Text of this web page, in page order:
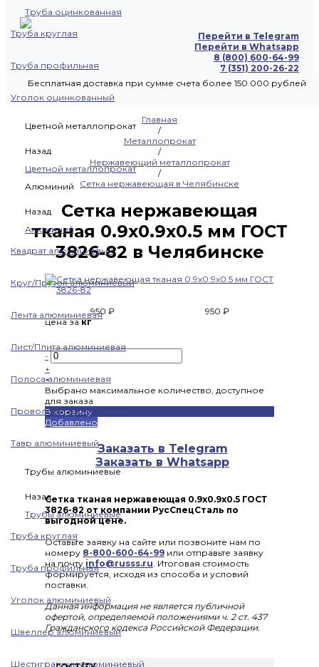
Перейти в Telegram
Перейти в Whatsapp
8 (800) 600-64-99
7 (351) 200-26-22
Труба оцинкованная
Труба круглая
Труба профильная
Уголок оцинкованный
Цветной металлопрокат
Назад
Цветной металлопрокат
Алюминий
Назад
Алюминий
Квадрат алюминиевый
Круг/Пруток алюминиевый
Лента алюминиевая
Лист/Плита алюминиевая
Полоса алюминиевая
Проволока алюминиевая
Тавр алюминиевый
Трубы алюминиевые
Назад
Трубы алюминиевые
Труба круглая
Труба профильная
Уголок алюминиевый
Швеллер алюминиевый
Шестигранник алюминиевый
Бесплатная доставка при сумме счета более 150 000 рублей
Главная
/
Металлопрокат
/
Нержавеющий металлопрокат
/
Сетка нержавеющая в Челябинске
Сетка нержавеющая
тканая 0.9х0.9х0.5 мм ГОСТ
3826-82 в Челябинске
950 ₽
950 ₽
цена закг
-
+
×
Выбрано максимальное количество, доступное
для заказа
В корзину
Добавлено
Заказать в Telegram
Заказать в Whatsapp
Сетка тканая нержавеющая 0.9x0.9x0.5 ГОСТ
3826-82 от компании РусСпецСталь по
выгодной цене.
Оставьте заявку на сайте или позвоните нам по
номеру 8-800-600-64-99 или отправьте заявку
на почту info@russs.ru. Итоговая стоимость
формируется, исходя из способа и условий
поставки.
Данная информация не является публичной
офертой, определяемой положениями ч. 2 ст. 437
Гражданского кодекса Российской Федерации.